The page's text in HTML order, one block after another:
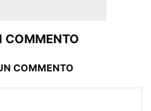
COMMENTO
COMMENTO